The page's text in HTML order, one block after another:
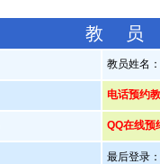
教
教员姓名
电话预约
QQ在线预
最后登录